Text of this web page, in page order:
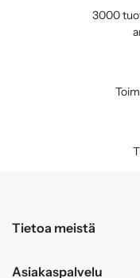
3000
Tietoa meistä
Asiakaspalvelu